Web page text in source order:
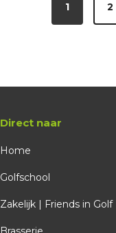
1 2
Direct naar
Home
Golfschool
Zakelijk | Friends in Golf